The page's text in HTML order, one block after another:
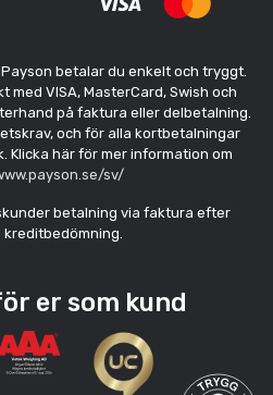
betalar du enkelt och tryggt.
VISA, MasterCard, Swish och
på faktura eller delbetalning.
och för alla kortbetalningar
Klicka här för mer information om
sv/
betalning via faktura efter
er som kund